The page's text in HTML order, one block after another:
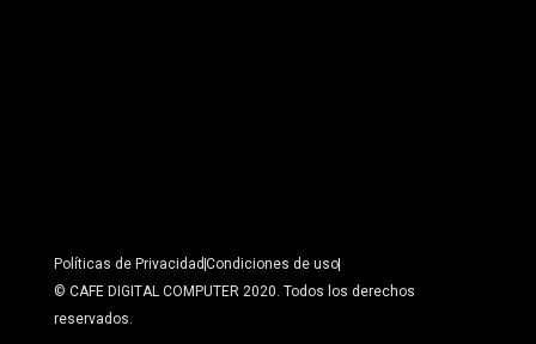
Políticas de Privacidad Condiciones de uso
© CAFE DIGITAL COMPUTER 2020. Todos los derechos
reservados.